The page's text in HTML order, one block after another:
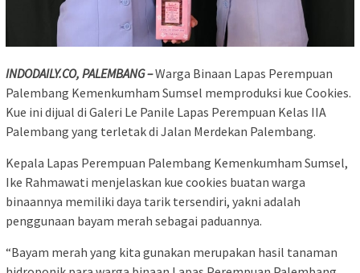
INDODAILY.CO, PALEMBANG –Warga Binaan Lapas Perempuan
Palembang Kemenkumham Sumsel memproduksi kue Cookies.
Kue ini dijual di Galeri Le Panile Lapas Perempuan Kelas IIA
Palembang yang terletak di Jalan Merdekan Palembang.
Kepala Lapas Perempuan Palembang Kemenkumham Sumsel,
Ike Rahmawati menjelaskan kue cookies buatan warga
binaannya memiliki daya tarik tersendiri, yakni adalah
penggunaan bayam merah sebagai paduannya.
“Bayam merah yang kita gunakan merupakan hasil tanaman